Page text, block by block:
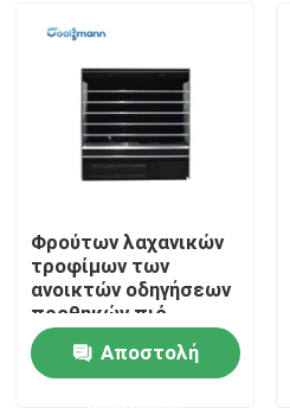
Σπίτι
Προϊόντα
Φρούτων λαχανικών
τροφίμων των
ανοικτών οδηγήσεων
προθηκών πιό
ψυχρών 4 στρώματα
ψυγείων επίδειξης
Αποστολή